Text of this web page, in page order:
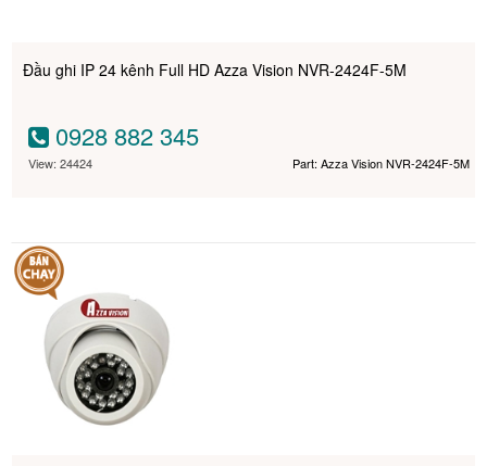
Đầu ghi IP 24 kênh Full HD Azza Vision NVR-2424F-5M
0928 882 345
View: 24424 Part: Azza Vision NVR-2424F-5M